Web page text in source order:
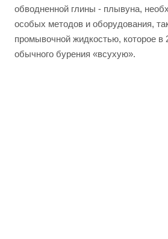
обводненной глины - плывуна,
особых методов и оборудования,
промывочной жидкостью, которое в
обычного бурения «всухую».